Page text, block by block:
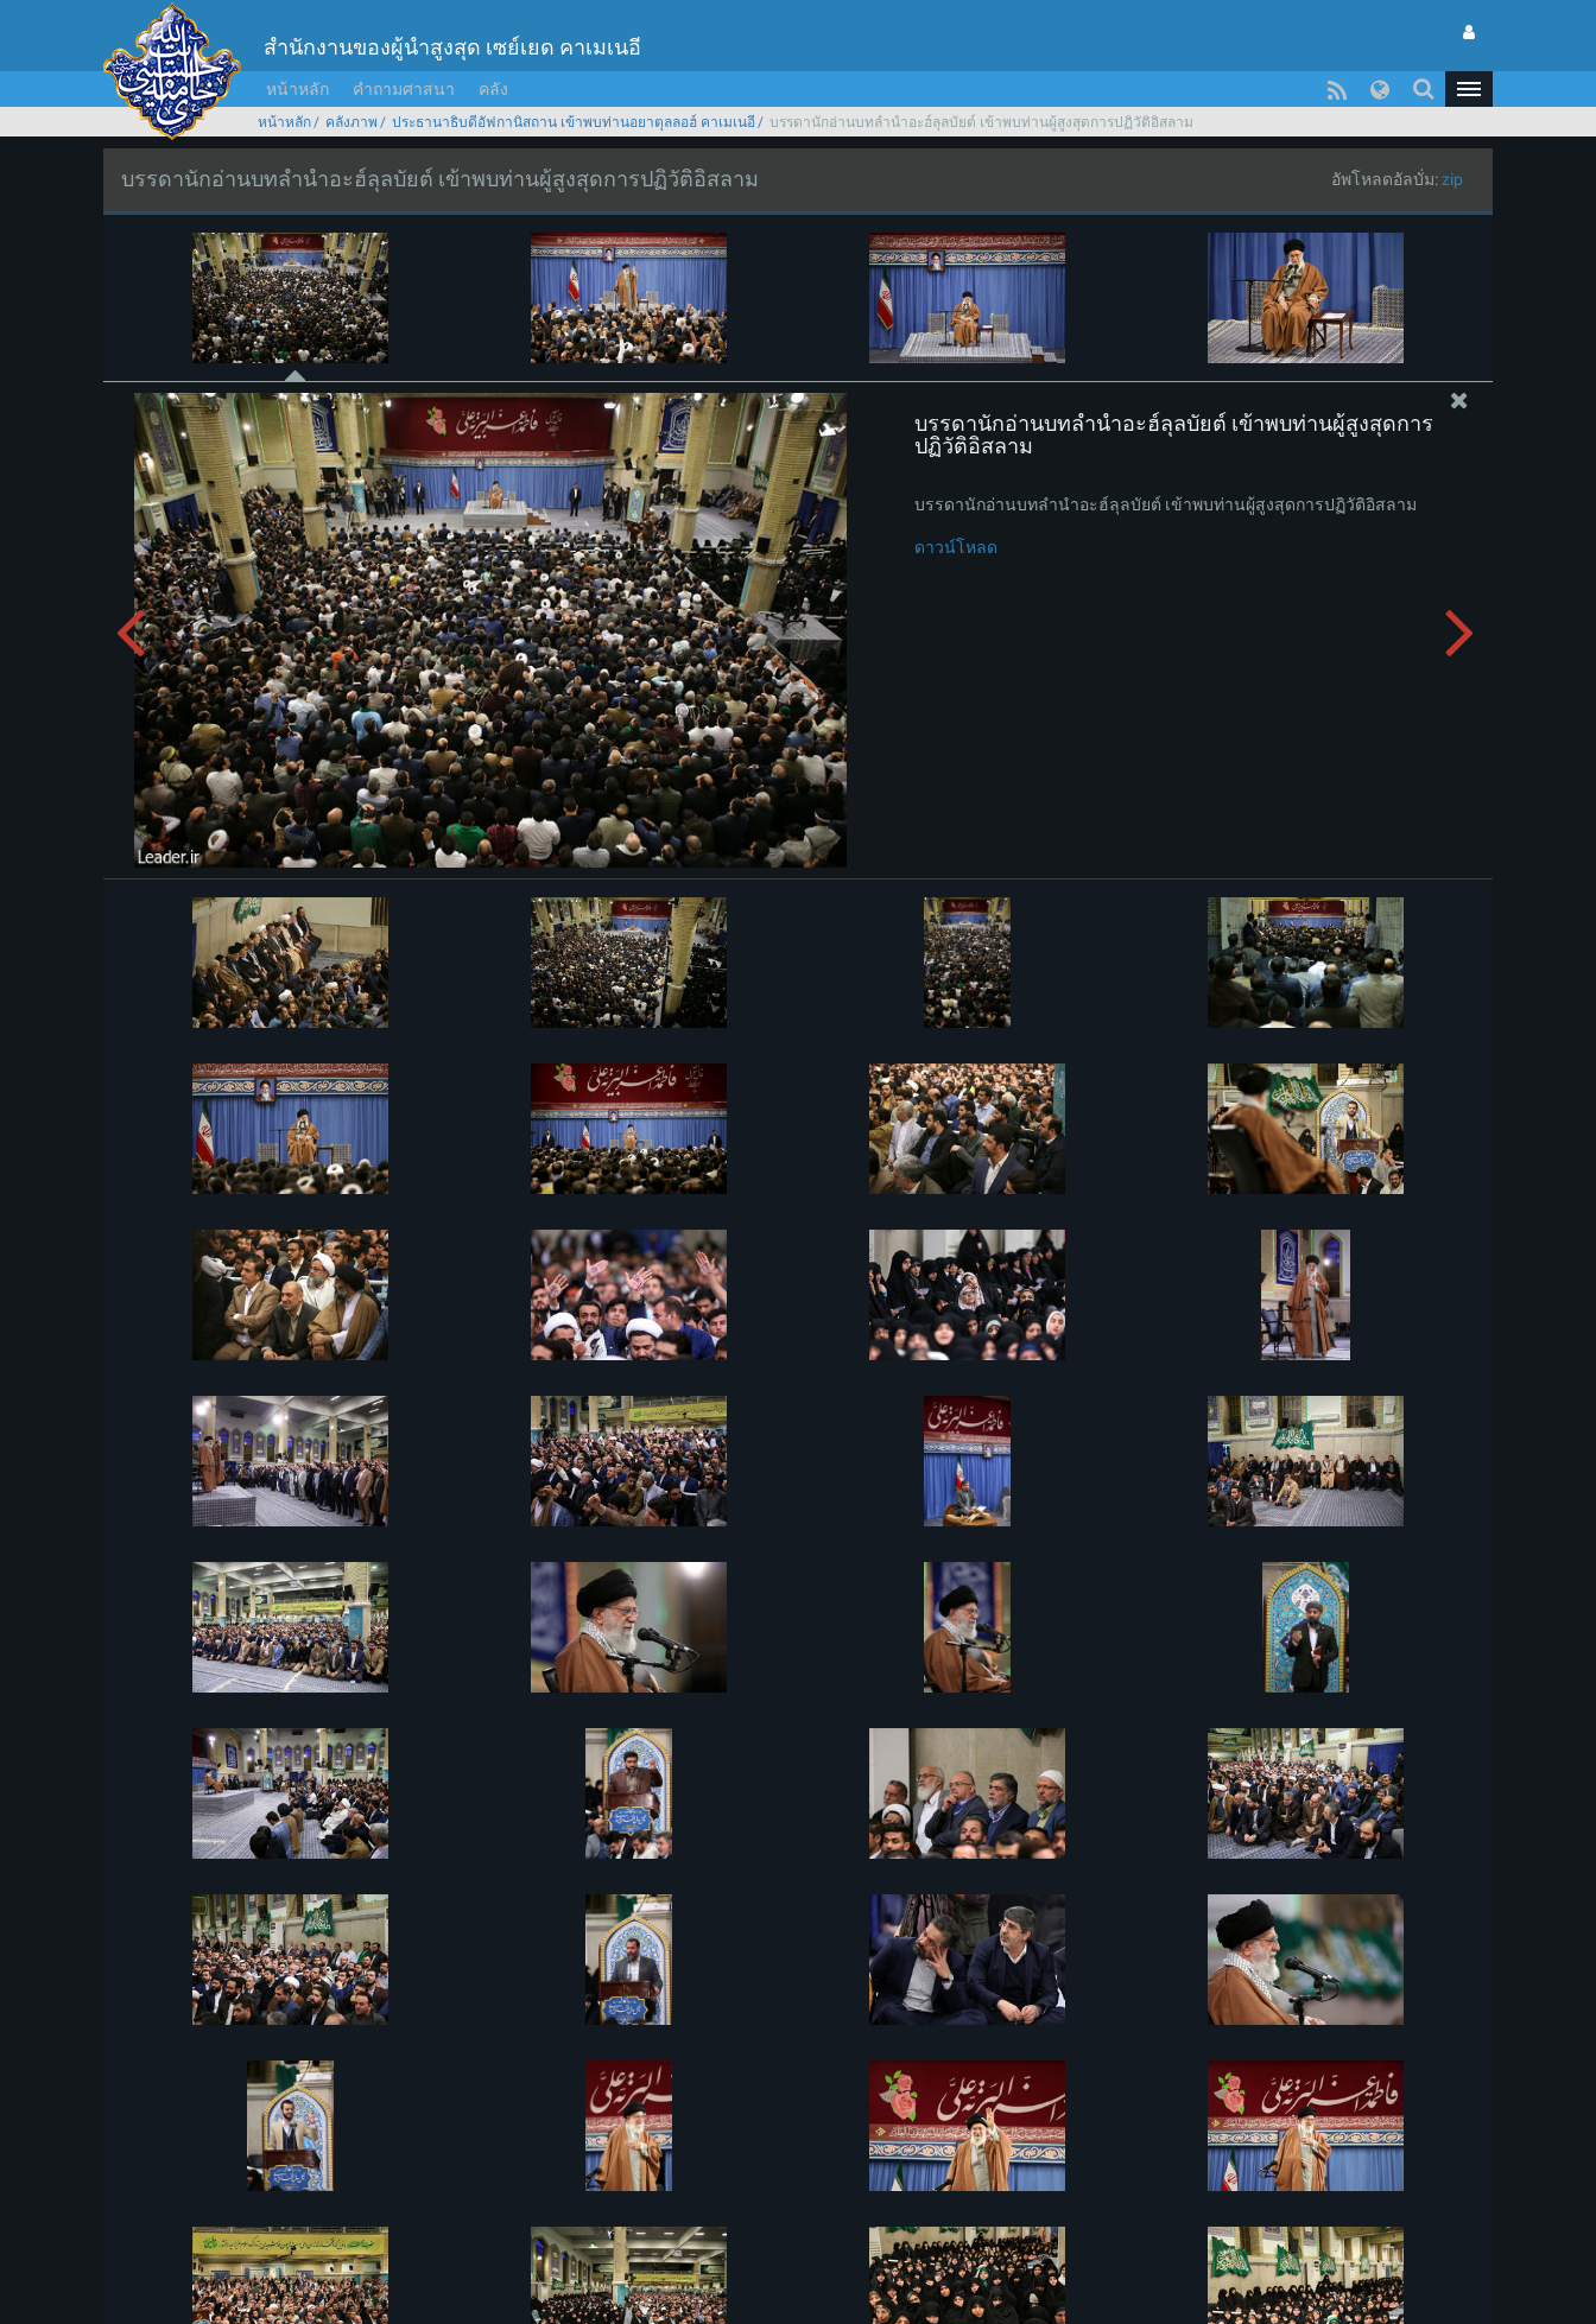
สำนักงานของผู้นำสูงสุด เซย์เยด คาเมเนอี
หน้าหลัก คำถามศาสนา คลัง
หน้าหลัก คลังภาพ ประธานาธิบดีอัฟกานิสถาน เข้าพบท่านอยาตุลลอฮ์ คาเมเนอี บรรดานักอ่านบทลำนำอะฮ์ลุลบัยต์ เข้าพบท่านผู้สูงสุดการปฏิวัติอิสลาม
บรรดานักอ่านบทลำนำอะฮ์ลุลบัยต์ เข้าพบท่านผู้สูงสุดการปฏิวัติอิสลาม อัพโหลดอัลบั่ม:zip
บรรดานักอ่านบทลำนำอะฮ์ลุลบัยต์ เข้าพบท่านผู้สูงสุดการ
ปฏิวัติอิสลาม
บรรดานักอ่านบทลำนำอะฮ์ลุลบัยต์ เข้าพบท่านผู้สูงสุดการปฏิวัติอิสลาม
ดาวน์โหลด